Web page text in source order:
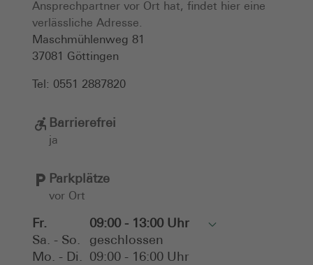
Ansprechpartner vor Ort hat, findet hier eine
verlässliche Adresse.
Maschmühlenweg 81
37081
Göttingen
Tel: 0551 2887820
Barrierefrei
ja
Parkplätze
vor Ort
Fr.
09:00 - 13:00 Uhr
Sa. - So.
geschlossen
Mo. - Di.
09:00 - 16:00 Uhr
Toggle